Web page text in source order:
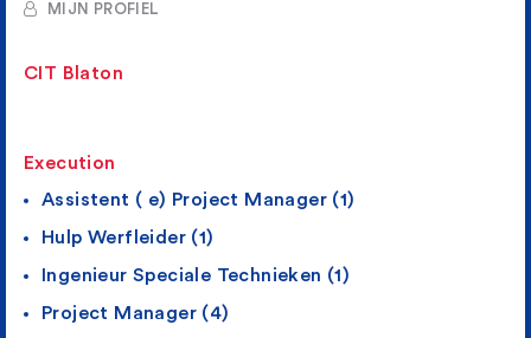
MIJN PROFIEL
CIT Blaton
Execution
Assistent ( e) Project Manager (1)
Hulp Werfleider (1)
Ingenieur Speciale Technieken (1)
Project Manager (4)